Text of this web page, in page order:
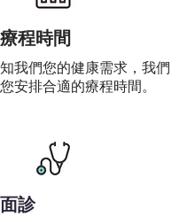
程時間
我們您的健康需求，我們
安排合適的療程時間。
診